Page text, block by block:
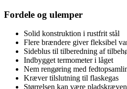
Fordele og ulemper
Solid konstruktion i rustfrit stål
Flere brændere giver fleksibel
Sideblus til tilberedning af
Indbygget termometer i låget
Nem rengøring med
Kræver tilslutning til flaskegas
Størrelsen kan være